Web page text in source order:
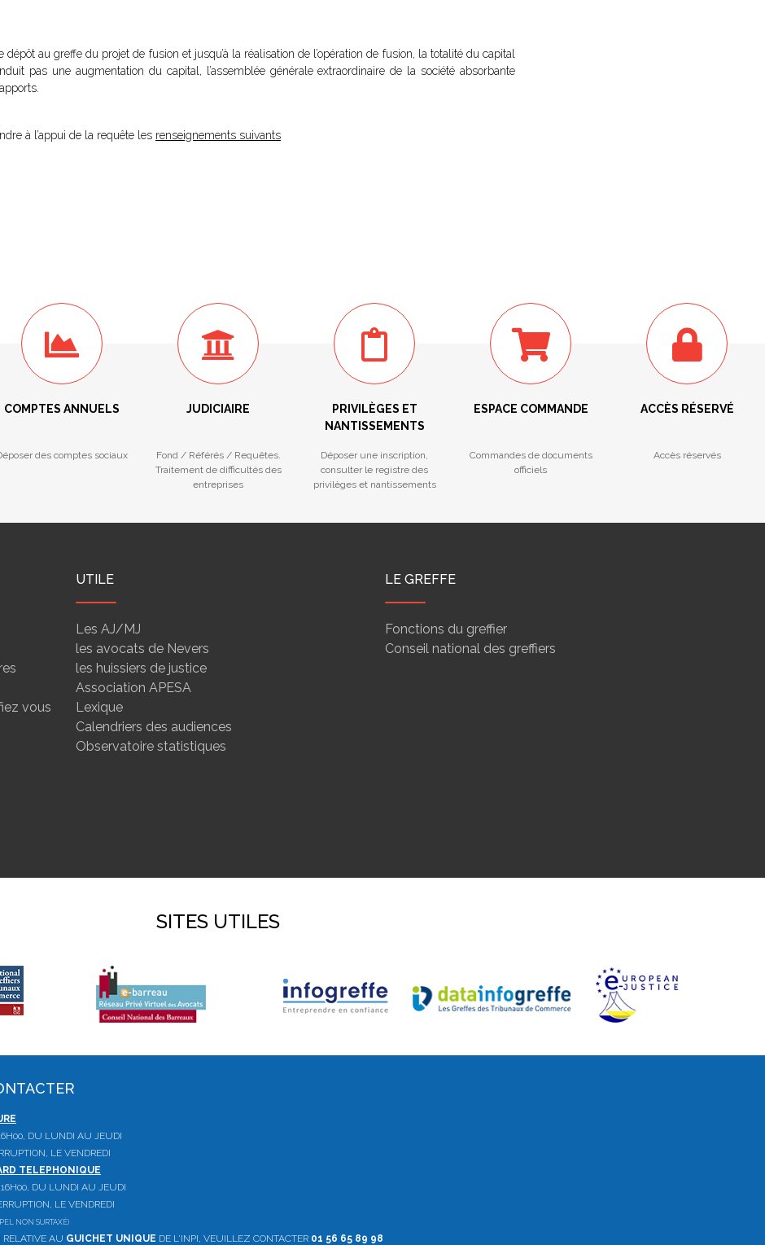
dépôt au greffe du projet de fusion et jusqu’à la réalisation de l’opération de fusion, la totalité du capital
pas une augmentation du capital, l’assemblée générale extraordinaire de la société absorbante
à l’appui de la requête les renseignements suivants
COMPTES ANNUELS
des comptes sociaux
JUDICIAIRE
Fond / Référés / Requêtes.
Traitement de difficultés des
entreprises
PRIVILÈGES ET
NANTISSEMENTS
Déposer une inscription,
consulter le registre des
privilèges et nantissements
ESPACE COMMANDE
Commandes de documents
officiels
ACCÈS RÉSERVÉ
Accès réservés
vous
UTILE
Les AJ/MJ
les avocats de Nevers
les huissiers de justice
Association APESA
Lexique
Calendriers des audiences
Observatoire statistiques
LE GREFFE
Fonctions du greffier
Conseil national des greffiers
SITES UTILES
DU LUNDI AU JEUDI
LE VENDREDI
TELEPHONIQUE
DU LUNDI AU JEUDI
LE VENDREDI
NON SURTAXÉ)
RELATIVE AU GUICHET UNIQUE DE L'INPI, VEUILLEZ CONTACTER 01 56 65 89 98